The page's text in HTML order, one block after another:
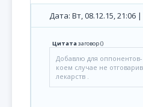
Дата: Вт, 08.12.15,
Цитатазаговор()
Добавлю для
коем случае не
лекарств .